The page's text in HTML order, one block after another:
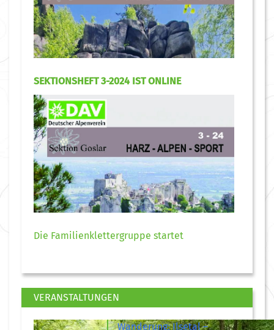
SEKTIONSHEFT 3-2024 IST ONLINE
Die Familienklettergruppe startet
VERANSTALTUNGEN
Wanderung: Ilsetal –